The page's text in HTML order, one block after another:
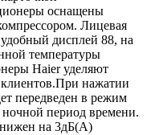
оснащены
Лицевая
дисплей 88, на
температуры
Haier уделяют
нажатии
передведен в режим
период времени.
на 3дБ(А)